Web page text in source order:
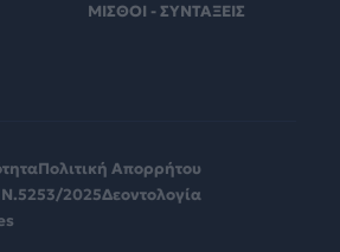
ΜΙΣΘΟΙ - ΣΥΝΤΑΞΕΙΣ
Πολιτική Απορρήτου
2025Δεοντολογία